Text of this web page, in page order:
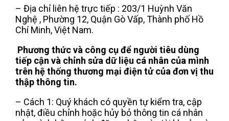
– Địa chỉ liên hệ trực tiếp : 203/1 Huỳnh Văn
Nghệ , Phường 12, Quận Gò Vấp, Thành phố Hồ
Chí Minh, Việt Nam.
Phương thức và công cụ để người tiêu dùng
tiếp cận và chỉnh sửa dữ liệu cá nhân của mình
trên hệ thống thương mại điện tử của đơn vị thu
thập thông tin.
– Cách 1: Quý khách có quyền tự kiểm tra, cập
nhật, điều chỉnh hoặc hủy bỏ thông tin cá nhân